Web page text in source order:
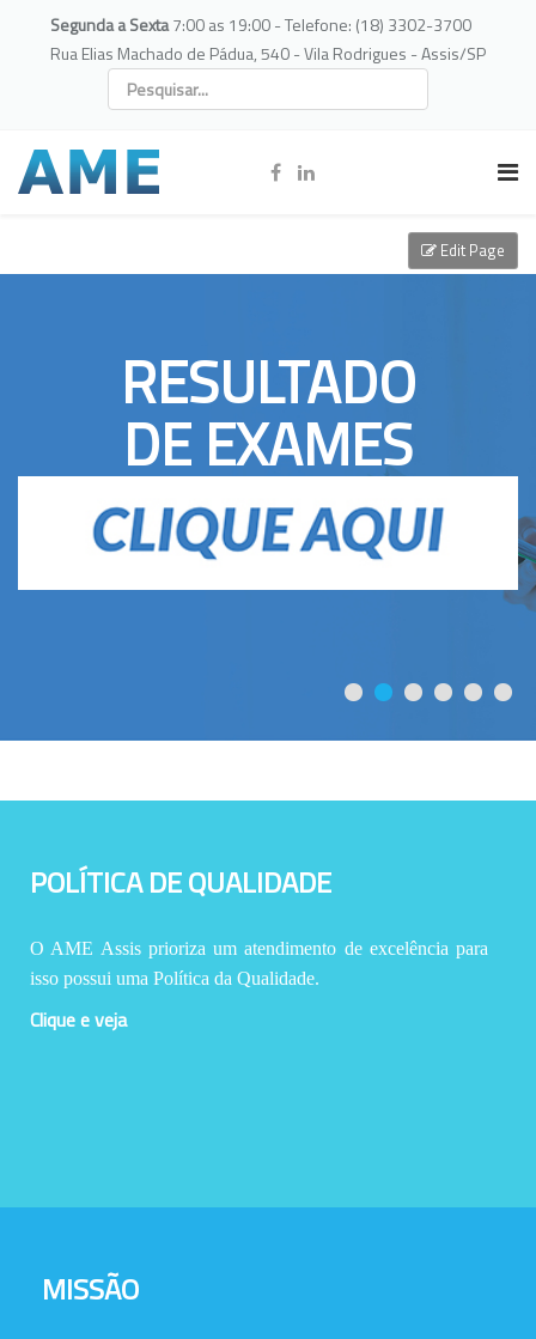
Segunda a Sexta7:00 as 19:00 - Telefone: (18) 3302-3700
Rua Elias Machado de Pádua, 540 - Vila Rodrigues - Assis/SP
RESULTADO
DE EXAMES
POLÍTICA DE QUALIDADE
O AME Assis prioriza um atendimento de excelência para
isso possui uma Política da Qualidade.
Clique e veja
MISSÃO
Edit Page